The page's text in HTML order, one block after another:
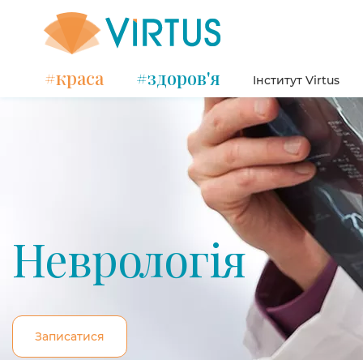
#краса #здоров'я Інститут Virtus
Неврологія
Записатися